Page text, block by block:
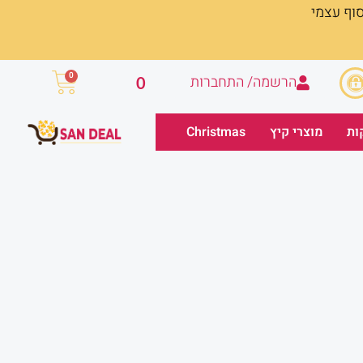
עצמי
הרשמה/ התחברות 0
0
עגלת
מוצרי קיץ Christmas